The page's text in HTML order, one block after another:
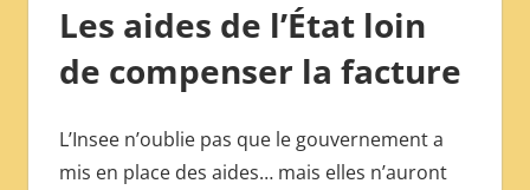
Les aides de l’État loin
de compenser la facture
L’Insee n’oublie pas que le gouvernement a
mis en place des aides… mais elles n’auront